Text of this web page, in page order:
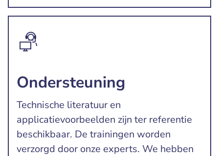
Ondersteuning
Technische literatuur en
applicatievoorbeelden zijn ter referentie
beschikbaar. De trainingen worden
verzorgd door onze experts. We hebben